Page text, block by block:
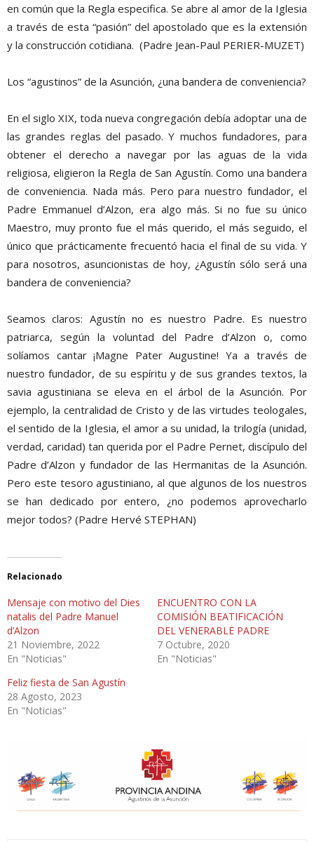
en común que la Regla especifica. Se abre al amor de la Iglesia
a través de esta “pasión” del apostolado que es la extensión
y la construcción cotidiana. (Padre Jean-Paul PERIER-MUZET)
Los “agustinos” de la Asunción, ¿una bandera de conveniencia?
En el siglo XIX, toda nueva congregación debía adoptar una de
las grandes reglas del pasado. Y muchos fundadores, para
obtener el derecho a navegar por las aguas de la vida
religiosa, eligieron la Regla de San Agustín. Como una bandera
de conveniencia. Nada más. Pero para nuestro fundador, el
Padre Emmanuel d’Alzon, era algo más. Si no fue su único
Maestro, muy pronto fue el más querido, el más seguido, el
único que prácticamente frecuentó hacia el final de su vida. Y
para nosotros, asuncionistas de hoy, ¿Agustín sólo será una
bandera de conveniencia?
Seamos claros: Agustín no es nuestro Padre. Es nuestro
patriarca, según la voluntad del Padre d’Alzon o, como
solíamos cantar ¡Magne Pater Augustine! Ya a través de
nuestro fundador, de su espíritu y de sus grandes textos, la
savia agustiniana se eleva en el árbol de la Asunción. Por
ejemplo, la centralidad de Cristo y de las virtudes teologales,
el sentido de la Iglesia, el amor a su unidad, la trilogía (unidad,
verdad, caridad) tan querida por el Padre Pernet, discípulo del
Padre d’Alzon y fundador de las Hermanitas de la Asunción.
Pero este tesoro agustiniano, al que algunos de los nuestros
se han dedicado por entero, ¿no podemos aprovecharlo
mejor todos? (Padre Hervé STEPHAN)
Relacionado
Mensaje con motivo del Dies
natalis del Padre Manuel
d’Alzon
21 Noviembre, 2022
En "Noticias"
ENCUENTRO CON LA
COMISIÓN BEATIFICACIÓN
DEL VENERABLE PADRE
7 Octubre, 2020
En "Noticias"
Feliz fiesta de San Agustín
28 Agosto, 2023
En "Noticias"